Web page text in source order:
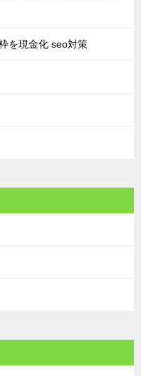
を現金化 seo対策